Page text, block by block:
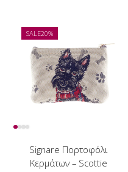
-
Scottie
ποσότητα
SALE20%
Signare Πορτοφόλι
Κερμάτων – Scottie